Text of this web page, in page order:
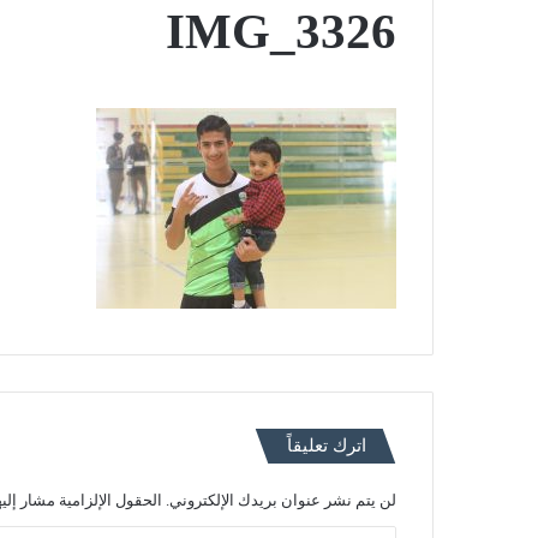
IMG_3326
اترك تعليقاً
لن يتم نشر عنوان بريدك الإلكتروني. الحقول الإلزامية مشار